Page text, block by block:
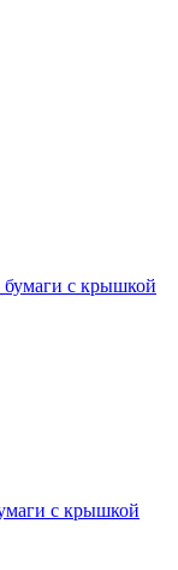
с крышкой
с крышкой